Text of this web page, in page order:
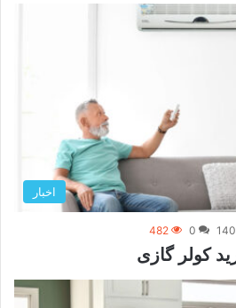
اخبار
0
482
کولر گازی